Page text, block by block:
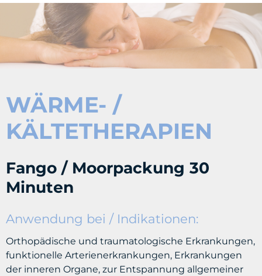
WÄRME- /
KÄLTETHERAPIEN
Fango / Moorpackung 30
Minuten
Anwendung bei / Indikationen:
Orthopädische und traumatologische Erkrankungen,
funktionelle Arterienerkrankungen, Erkrankungen
der inneren Organe, zur Entspannung allgemeiner